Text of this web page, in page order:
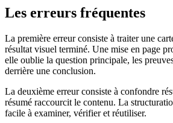
Les erreurs fréquentes
La première erreur consiste à traiter une
résultat visuel terminé. Une mise en page
elle oublie la question principale, les
derrière une conclusion.
La deuxième erreur consiste à confondre
résumé raccourcit le contenu. La
facile à examiner, vérifier et réutiliser.